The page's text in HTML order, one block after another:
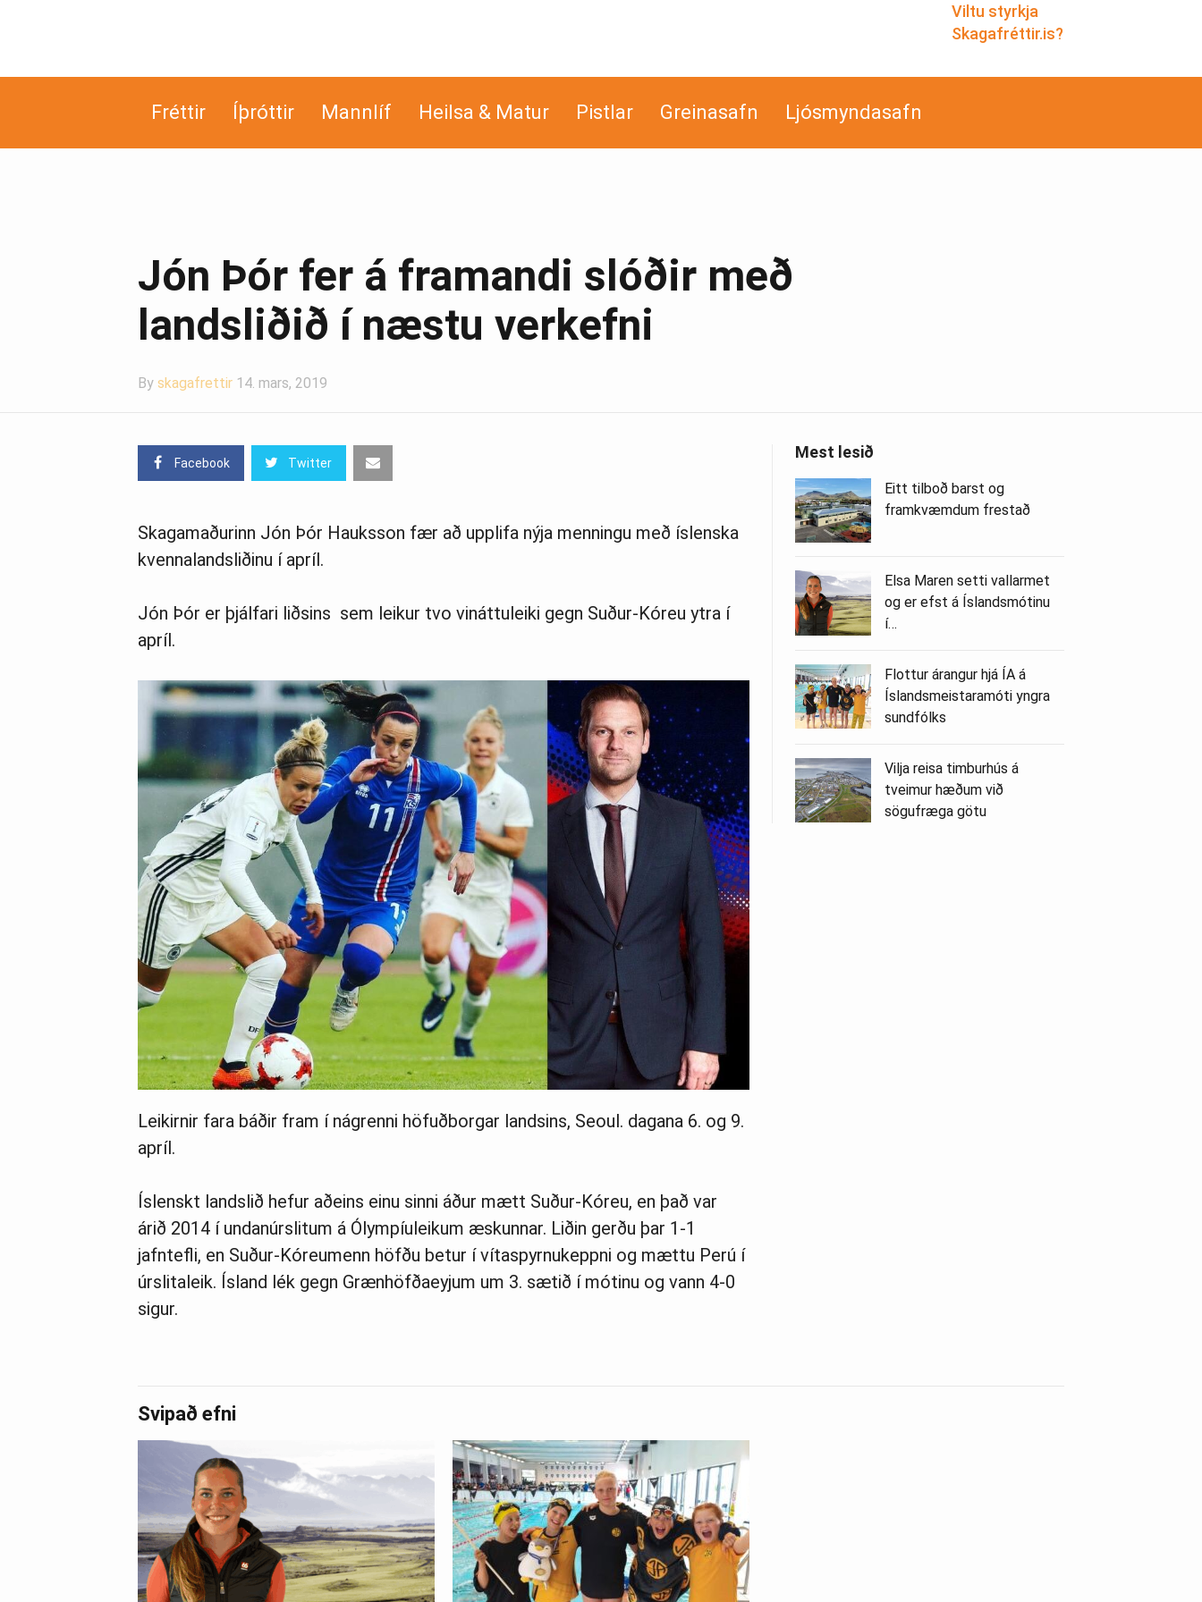
Viltu styrkja
Skagafréttir.is?
Fréttir Íþróttir Mannlíf Heilsa & Matur Pistlar Greinasafn Ljósmyndasafn
Jón Þór fer á framandi slóðir með
landsliðið í næstu verkefni
By skagafrettir 14. mars, 2019
Facebook Twitter
Skagamaðurinn Jón Þór Hauksson fær að upplifa nýja menningu með íslenska
kvennalandsliðinu í apríl.
Jón Þór er þjálfari liðsins sem leikur tvo vináttuleiki gegn Suður-Kóreu ytra í
apríl.
Leikirnir fara báðir fram í nágrenni höfuðborgar landsins, Seoul. dagana 6. og 9.
apríl.
Íslenskt landslið hefur aðeins einu sinni áður mætt Suður-Kóreu, en það var
árið 2014 í undanúrslitum á Ólympíuleikum æskunnar. Liðin gerðu þar 1-1
jafntefli, en Suður-Kóreumenn höfðu betur í vítaspyrnukeppni og mættu Perú í
úrslitaleik. Ísland lék gegn Grænhöfðaeyjum um 3. sætið í mótinu og vann 4-0
sigur.
Mest lesið
Eitt tilboð barst og
framkvæmdum frestað
Elsa Maren setti vallarmet
og er efst á Íslandsmótinu
í…
Flottur árangur hjá ÍA á
Íslandsmeistaramóti yngra
sundfólks
Vilja reisa timburhús á
tveimur hæðum við
sögufræga götu
Svipað efni